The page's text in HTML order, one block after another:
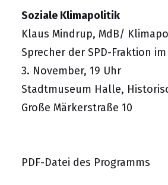
Soziale Klimapolitik
Klaus Mindrup, MdB/
Sprecher der SPD-Fraktion
3. November, 19 Uhr
Stadtmuseum Halle,
Große Märkerstraße 10
PDF-Datei des Programms